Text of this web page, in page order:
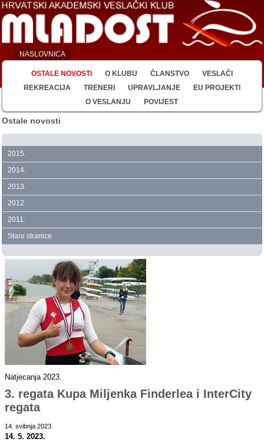
NASLOVNICA
OSTALE NOVOSTI O KLUBU ČLANSTVO
VESLAČI
REKREACIJA
TRENERI UPRAVLJANJE
EU PROJEKTI
O VESLANJU
POVIJEST
Ostale novosti
2015.
2014.
2013.
2012.
2011.
Stare stranice
Natjecanja 2023.
3. regata Kupa Miljenka Finderlea i InterCity
regata
14. svibnja 2023.
14. 5. 2023.